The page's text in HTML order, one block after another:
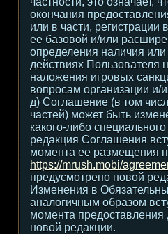
окончания
или в части, регистрации
ее базовой и/или
определения наличия или
действиях Пользователя
наложения игровых
вопросам организации и/
д) Соглашение (в том
частей) может быть
какого-либо
редакция Соглашения
момента ее размещения
https://mrush.mobi/
предусмотрено новой
Изменения в
аналогичным образом
момента предоставления
новой редакции.